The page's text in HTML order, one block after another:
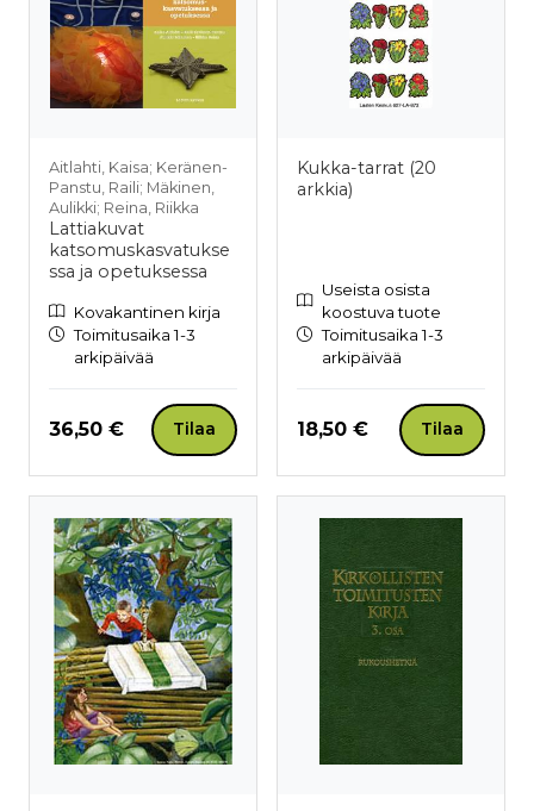
Aitlahti, Kaisa; Keränen-
Panstu, Raili; Mäkinen,
Aulikki; Reina, Riikka
Lattiakuvat
katsomuskasvatukse
ssa ja opetuksessa
Kovakantinen kirja
Toimitusaika 1-3
arkipäivää
Hinta nyt
36,50 € Tilaa
Kukka-tarrat (20
arkkia)
Useista osista
koostuva tuote
Toimitusaika 1-3
arkipäivää
Hinta nyt
18,50 € Tilaa